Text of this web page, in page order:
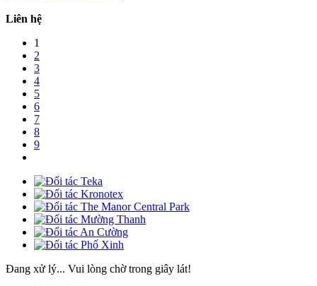
Liên hệ
1
2
3
4
5
6
7
8
9
Đang xử lý... Vui lòng chờ trong giây lát!